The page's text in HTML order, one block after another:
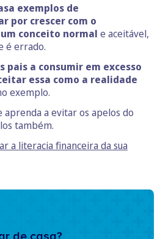
exemplos de
por crescer com o
conceito normal e aceitável,
é errado.
pais a consumir em excesso
essa como a realidade
exemplo.
aprenda a evitar os apelos do
também.
a literacia financeira da sua